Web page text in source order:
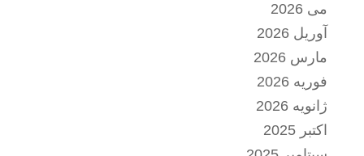
می 2026
آوریل 2026
مارس 2026
فوریه 2026
ژانویه 2026
اکتبر 2025